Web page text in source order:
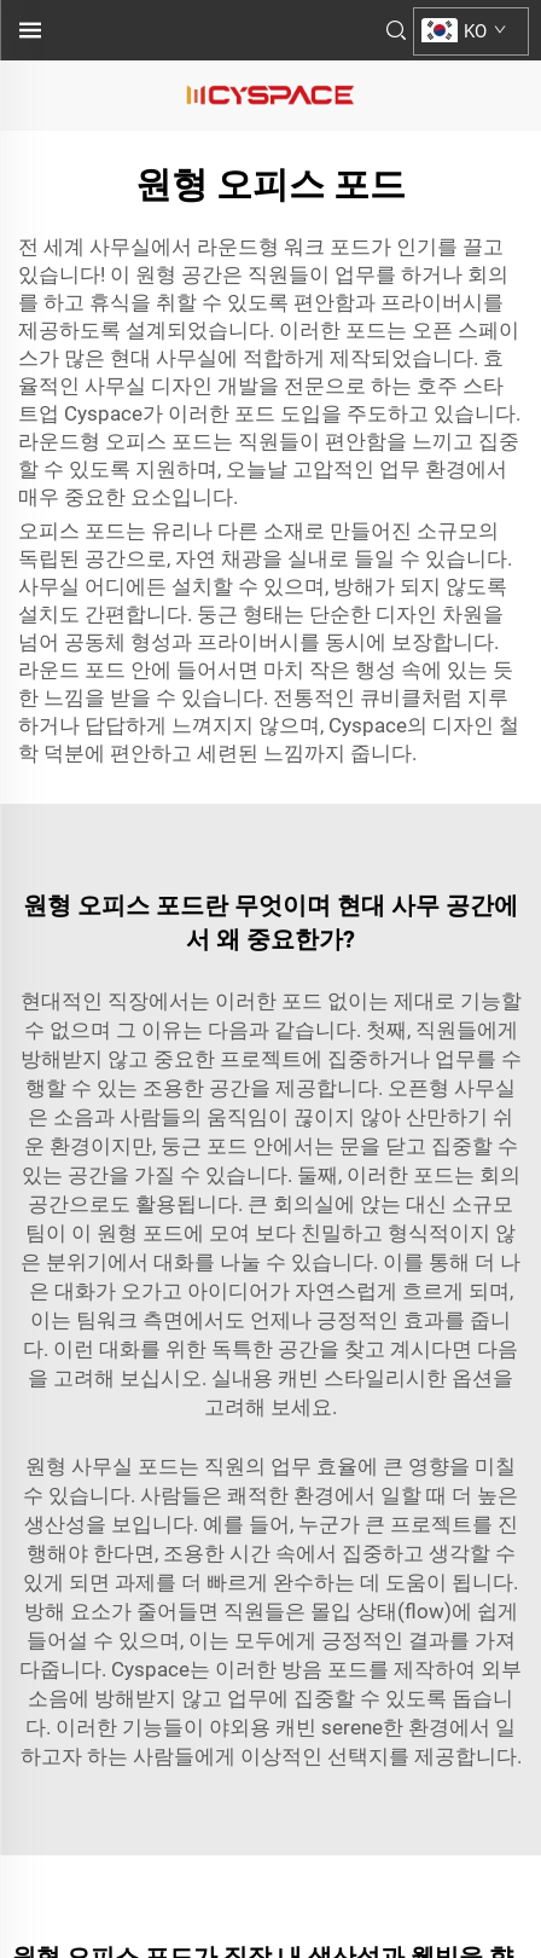
KO
원형 오피스 포드
전 세계 사무실에서 라운드형 워크 포드가 인기를 끌고
있습니다! 이 원형 공간은 직원들이 업무를 하거나 회의
를 하고 휴식을 취할 수 있도록 편안함과 프라이버시를
제공하도록 설계되었습니다. 이러한 포드는 오픈 스페이
스가 많은 현대 사무실에 적합하게 제작되었습니다. 효
율적인 사무실 디자인 개발을 전문으로 하는 호주 스타
트업 Cyspace가 이러한 포드 도입을 주도하고 있습니다.
라운드형 오피스 포드는 직원들이 편안함을 느끼고 집중
할 수 있도록 지원하며, 오늘날 고압적인 업무 환경에서
매우 중요한 요소입니다.
오피스 포드는 유리나 다른 소재로 만들어진 소규모의
독립된 공간으로, 자연 채광을 실내로 들일 수 있습니다.
사무실 어디에든 설치할 수 있으며, 방해가 되지 않도록
설치도 간편합니다. 둥근 형태는 단순한 디자인 차원을
넘어 공동체 형성과 프라이버시를 동시에 보장합니다.
라운드 포드 안에 들어서면 마치 작은 행성 속에 있는 듯
한 느낌을 받을 수 있습니다. 전통적인 큐비클처럼 지루
하거나 답답하게 느껴지지 않으며, Cyspace의 디자인 철
학 덕분에 편안하고 세련된 느낌까지 줍니다.
원형 오피스 포드란 무엇이며 현대 사무 공간에
서 왜 중요한가?
현대적인 직장에서는 이러한 포드 없이는 제대로 기능할
수 없으며 그 이유는 다음과 같습니다. 첫째, 직원들에게
방해받지 않고 중요한 프로젝트에 집중하거나 업무를 수
행할 수 있는 조용한 공간을 제공합니다. 오픈형 사무실
은 소음과 사람들의 움직임이 끊이지 않아 산만하기 쉬
운 환경이지만, 둥근 포드 안에서는 문을 닫고 집중할 수
있는 공간을 가질 수 있습니다. 둘째, 이러한 포드는 회의
공간으로도 활용됩니다. 큰 회의실에 앉는 대신 소규모
팀이 이 원형 포드에 모여 보다 친밀하고 형식적이지 않
은 분위기에서 대화를 나눌 수 있습니다. 이를 통해 더 나
은 대화가 오가고 아이디어가 자연스럽게 흐르게 되며,
이는 팀워크 측면에서도 언제나 긍정적인 효과를 줍니
다. 이런 대화를 위한 독특한 공간을 찾고 계시다면 다음
을 고려해 보십시오. 실내용 캐빈 스타일리시한 옵션을
고려해 보세요.
원형 사무실 포드는 직원의 업무 효율에 큰 영향을 미칠
수 있습니다. 사람들은 쾌적한 환경에서 일할 때 더 높은
생산성을 보입니다. 예를 들어, 누군가 큰 프로젝트를 진
행해야 한다면, 조용한 시간 속에서 집중하고 생각할 수
있게 되면 과제를 더 빠르게 완수하는 데 도움이 됩니다.
방해 요소가 줄어들면 직원들은 몰입 상태(flow)에 쉽게
들어설 수 있으며, 이는 모두에게 긍정적인 결과를 가져
다줍니다. Cyspace는 이러한 방음 포드를 제작하여 외부
소음에 방해받지 않고 업무에 집중할 수 있도록 돕습니
다. 이러한 기능들이 야외용 캐빈 serene한 환경에서 일
하고자 하는 사람들에게 이상적인 선택지를 제공합니다.